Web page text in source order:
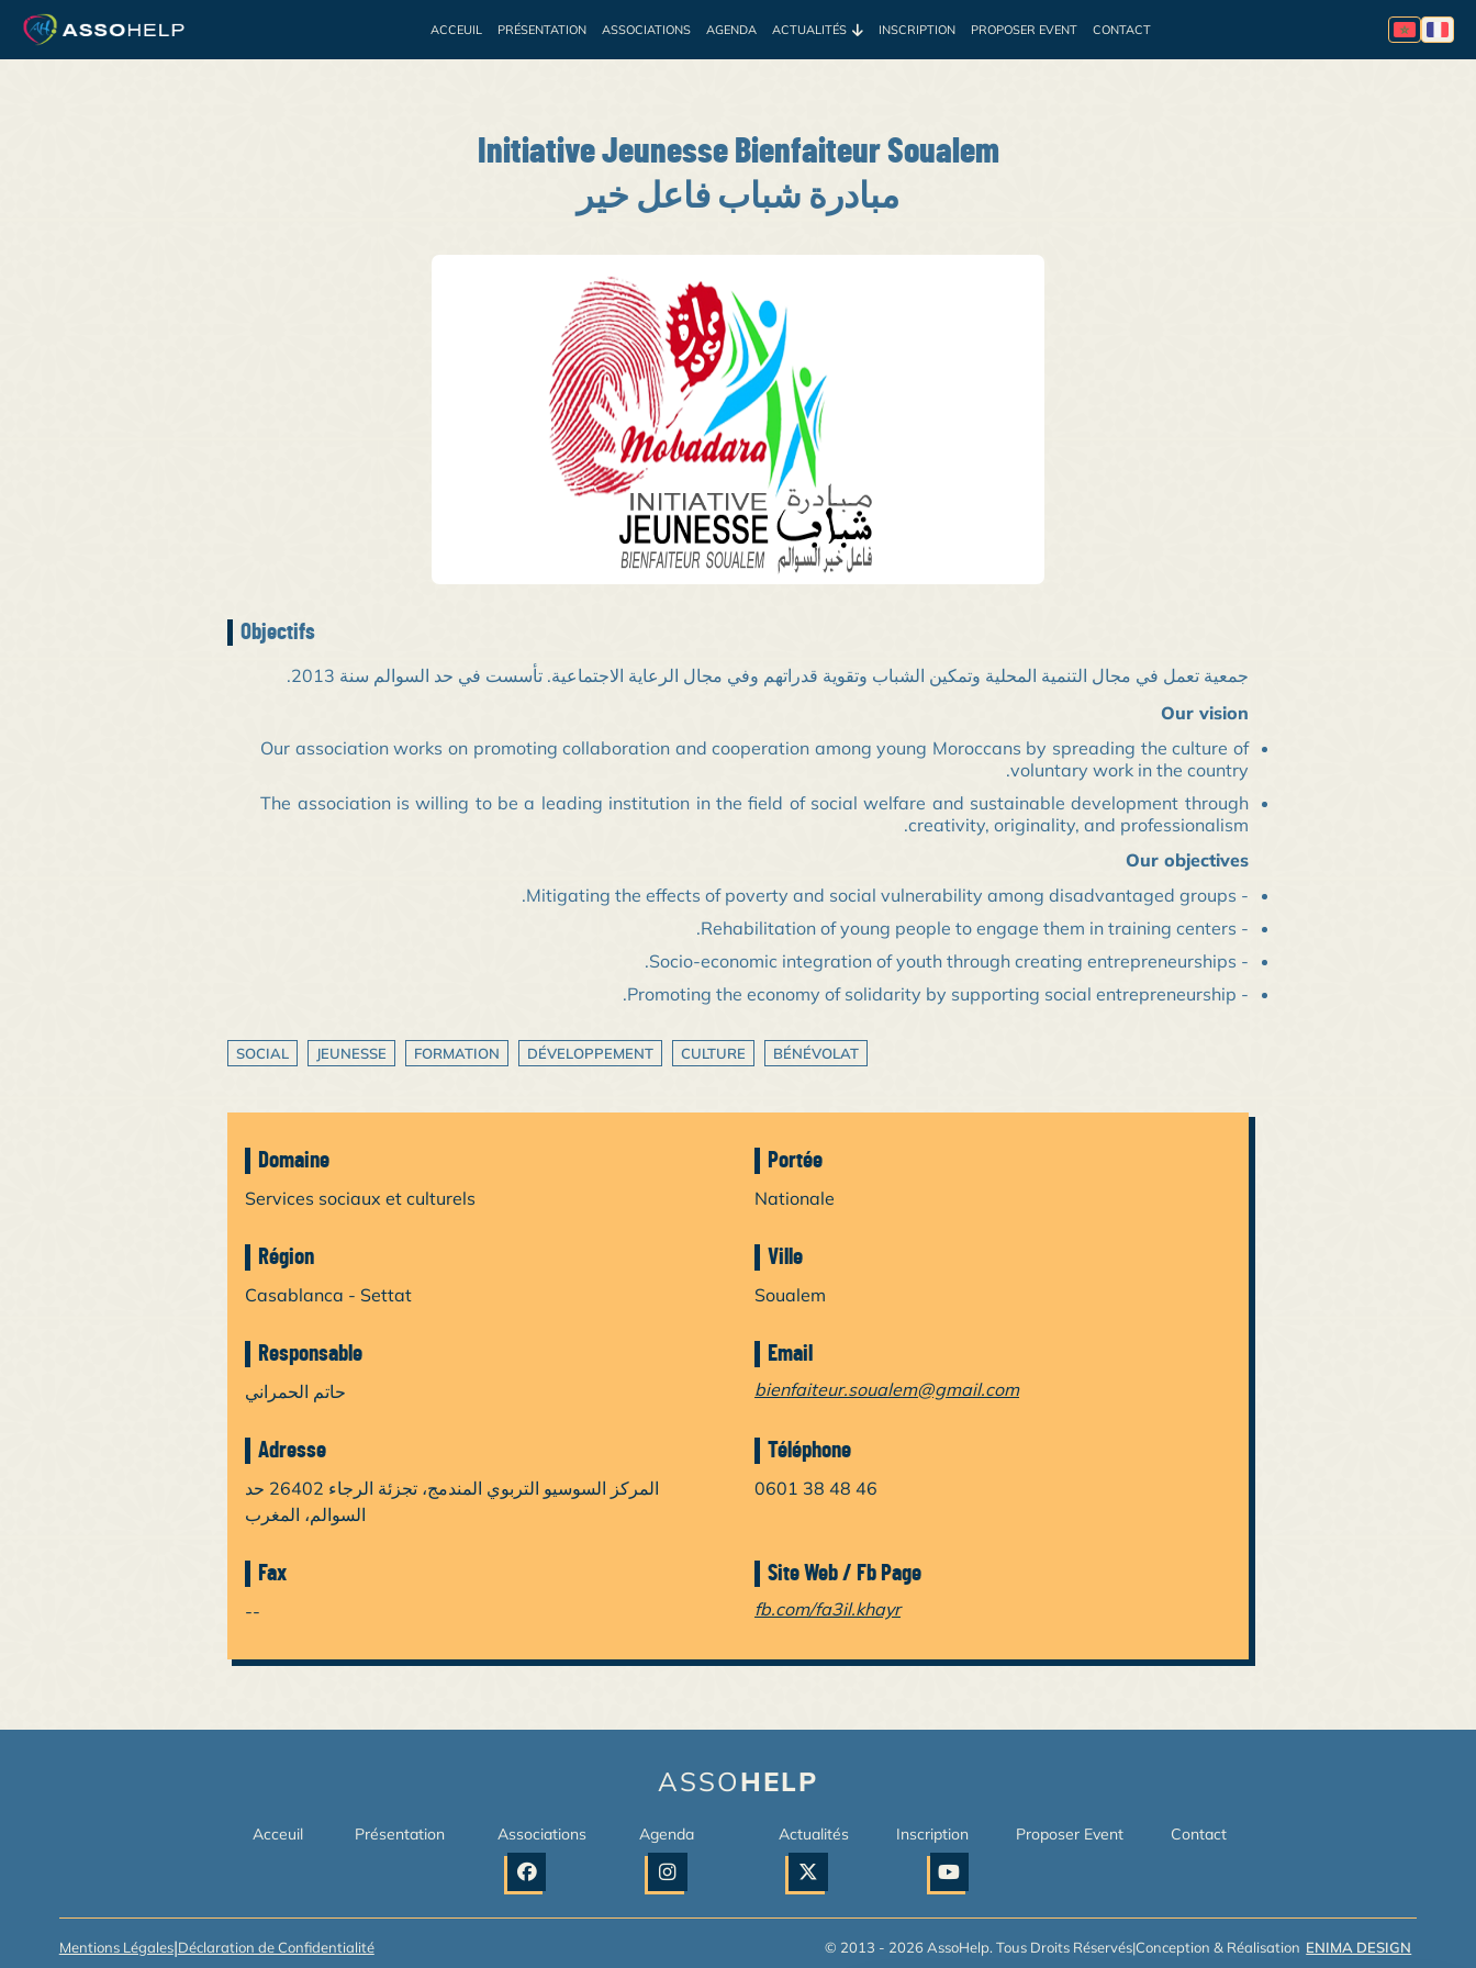
ACCEUIL PRÉSENTATION ASSOCIATIONS AGENDA ACTUALITÉS INSCRIPTION PROPOSER EVENT CONTACT
Initiative Jeunesse Bienfaiteur Soualem
مبادرة شباب فاعل خير
Objectifs
جمعية تعمل في مجال التنمية المحلية وتمكين الشباب وتقوية قدراتهم وفي مجال الرعاية الاجتماعية. تأسست في حد السوالم سنة 2013.
Our vision
Our association works on promoting collaboration and cooperation among young Moroccans by spreading the culture of
voluntary work in the country.
The association is willing to be a leading institution in the field of social welfare and sustainable development through
creativity, originality, and professionalism.
Our objectives
- Mitigating the effects of poverty and social vulnerability among disadvantaged groups.
- Rehabilitation of young people to engage them in training centers.
- Socio-economic integration of youth through creating entrepreneurships.
- Promoting the economy of solidarity by supporting social entrepreneurship.
SOCIAL JEUNESSE FORMATION DÉVELOPPEMENT CULTURE BÉNÉVOLAT
Domaine
Services sociaux et culturels
Portée
Nationale
Région
Casablanca - Settat
Ville
Soualem
Responsable
حاتم الحمراني
Email
bienfaiteur.soualem@gmail.com
Adresse
المركز السوسيو التربوي المندمج، تجزئة الرجاء 26402 ‏حد
السوالم‏، ‏المغرب‏
Téléphone
0601 38 48 46
Fax
--
Site Web / Fb Page
fb.com/fa3il.khayr
ASSOHELP
Acceuil Présentation Associations Agenda Actualités Inscription Proposer Event Contact
Mentions Légales|Déclaration de Confidentialité © 2013 - 2026 AssoHelp. Tous Droits Réservés|Conception & Réalisation ENIMA DESIGN